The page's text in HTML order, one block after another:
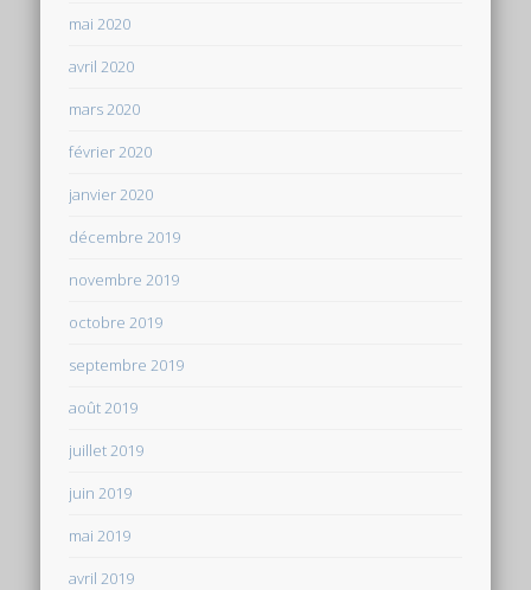
mai 2020
avril 2020
mars 2020
février 2020
janvier 2020
décembre 2019
novembre 2019
octobre 2019
septembre 2019
août 2019
juillet 2019
juin 2019
mai 2019
avril 2019